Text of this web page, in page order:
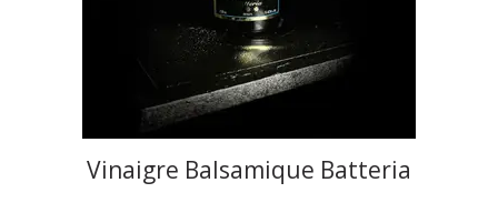
Vinaigre Balsamique Batteria